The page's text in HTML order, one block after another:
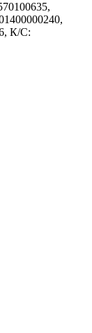
К/С: